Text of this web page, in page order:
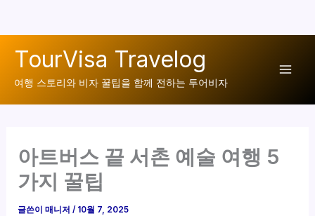
TourVisa Travelog
여행 스토리와 비자 꿀팁을 함께 전하는 투어비자
아트버스 끝 서촌 예술 여행 5
가지 꿀팁
글쓴이매니저/ 10월 7, 2025